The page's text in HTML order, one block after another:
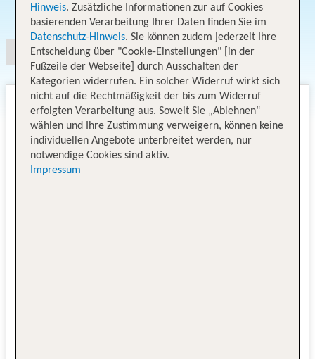
Angebotsauswahl
Hinweis. Zusätzliche Informationen zur auf Cookies
basierenden Verarbeitung Ihrer Daten finden Sie im
Datenschutz-Hinweis. Sie können zudem jederzeit Ihre
Entscheidung über "Cookie-Einstellungen" [in der
Fußzeile der Webseite] durch Ausschalten der
Kategorien widerrufen. Ein solcher Widerruf wirkt sich
nicht auf die Rechtmäßigkeit der bis zum Widerruf
erfolgten Verarbeitung aus. Soweit Sie „Ablehnen“
wählen und Ihre Zustimmung verweigern, können keine
individuellen Angebote unterbreitet werden, nur
notwendige Cookies sind aktiv.
Impressum